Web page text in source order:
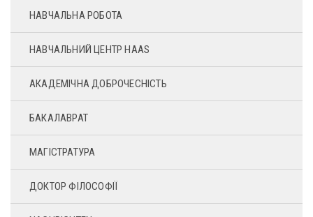
НАВЧАЛЬНА РОБОТА
НАВЧАЛЬНИЙ ЦЕНТР HAAS
АКАДЕМІЧНА ДОБРОЧЕСНІСТЬ
БАКАЛАВРАТ
МАГІСТРАТУРА
ДОКТОР ФІЛОСОФІЇ